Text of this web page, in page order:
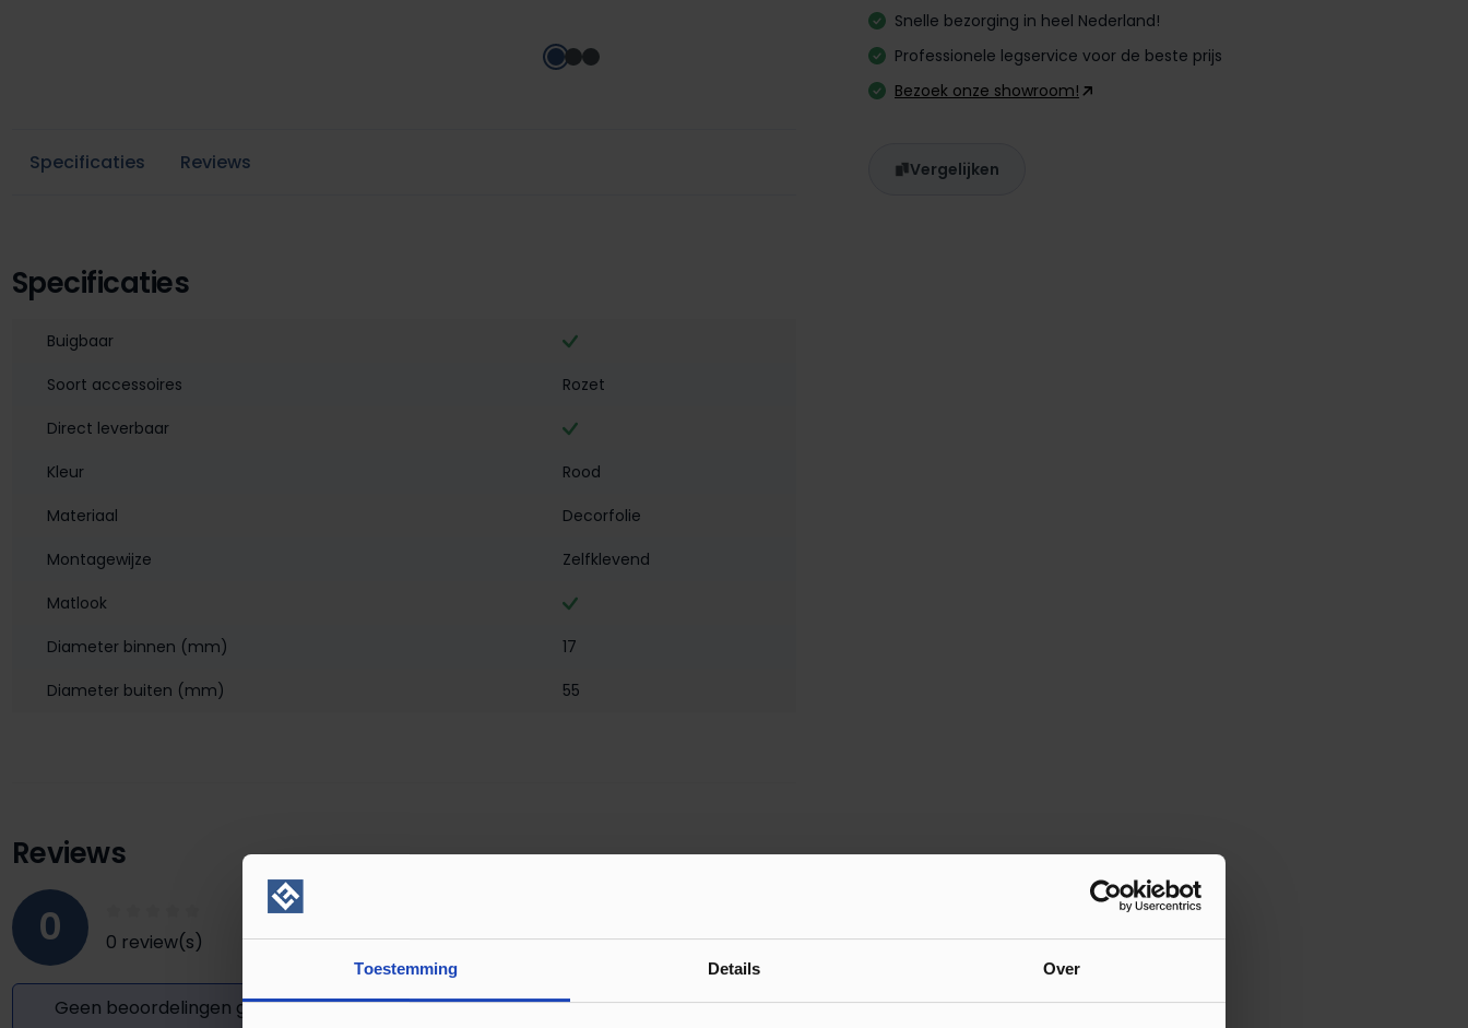
Toestemming Details Over
Specificaties Reviews
Specificaties
Buigbaar
Soort accessoires
Rozet
Direct leverbaar
Kleur
Rood
Materiaal
Decorfolie
Montagewijze
Zelfklevend
Matlook
Diameter binnen (mm)
17
Diameter buiten (mm)
55
Reviews
0 0 review(s)
Geen beoordelingen gevonden. Deel uw inzichten met anderen.
Snelle bezorging in heel Nederland!
Professionele legservice voor de beste prijs
Bezoek onze showroom!
Vergelijken